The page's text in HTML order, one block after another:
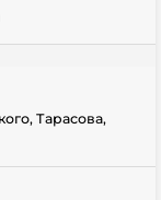
Тарасова,